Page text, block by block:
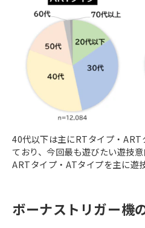
40代以下は主にRTタイプ・
ており、今回最も遊びたい遊技
ARTタイプ・ATタイプを主に遊
ボーナストリガー機